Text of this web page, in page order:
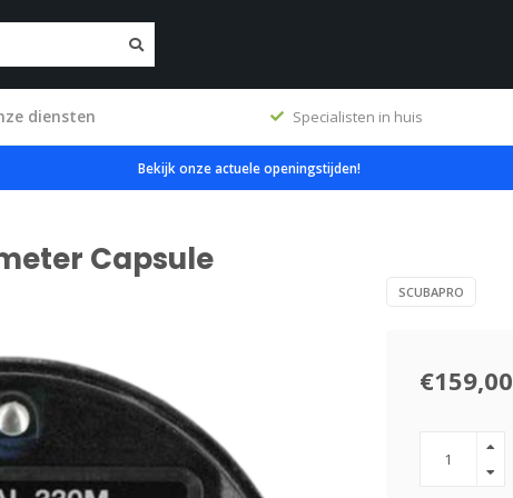
diensten Specialisten in huis
Bekijk onze actuele openingstijden!
Capsule
SCUBAPRO
€159,00